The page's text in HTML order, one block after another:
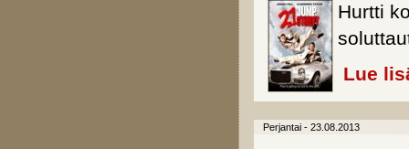
Hurtti
Lue
Perjantai - 23.08.2013